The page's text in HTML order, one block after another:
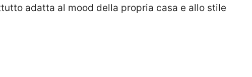
adatta al mood della propria casa e allo stile